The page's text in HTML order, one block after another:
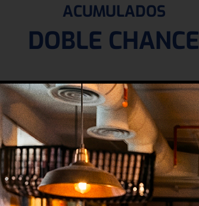
ACUMULADOS
DOBLE CHANCE